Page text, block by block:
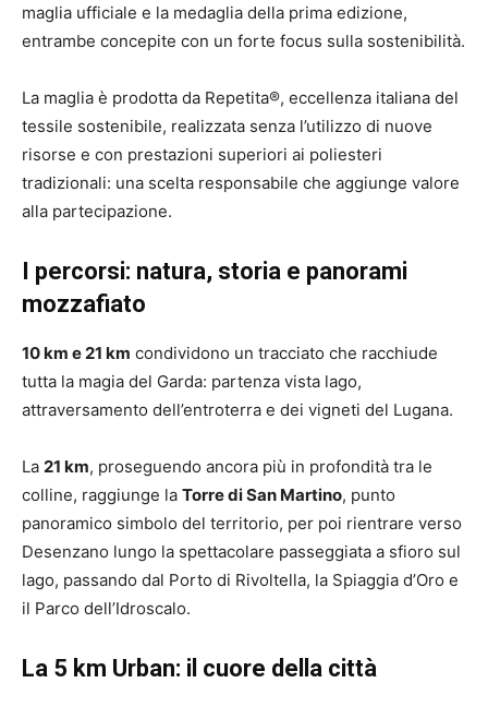
maglia ufficiale e la medaglia della prima edizione,
entrambe concepite con un forte focus sulla sostenibilità.
La maglia è prodotta da Repetita®, eccellenza italiana del
tessile sostenibile, realizzata senza l’utilizzo di nuove
risorse e con prestazioni superiori ai poliesteri
tradizionali: una scelta responsabile che aggiunge valore
alla partecipazione.
I percorsi: natura, storia e panorami
mozzafiato
10 km e 21 km condividono un tracciato che racchiude
tutta la magia del Garda: partenza vista lago,
attraversamento dell’entroterra e dei vigneti del Lugana.
La 21 km, proseguendo ancora più in profondità tra le
colline, raggiunge la Torre di San Martino, punto
panoramico simbolo del territorio, per poi rientrare verso
Desenzano lungo la spettacolare passeggiata a sfioro sul
lago, passando dal Porto di Rivoltella, la Spiaggia d’Oro e
il Parco dell’Idroscalo.
La 5 km Urban: il cuore della città